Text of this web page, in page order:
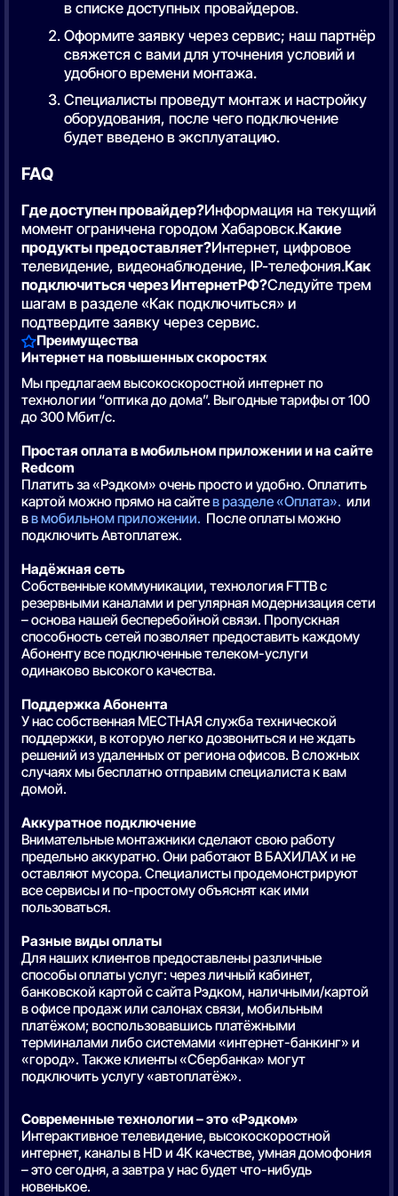
в списке доступных провайдеров.
Оформите заявку через сервис; наш партнёр
свяжется с вами для уточнения условий и
удобного времени монтажа.
Специалисты проведут монтаж и настройку
оборудования, после чего подключение
будет введено в эксплуатацию.
FAQ
Где доступен провайдер?Информация на текущий
момент ограничена городом Хабаровск.Какие
продукты предоставляет?Интернет, цифровое
телевидение, видеонаблюдение, IP-телефония.Как
подключиться через ИнтернетРФ?Следуйте трем
шагам в разделе «Как подключиться» и
подтвердите заявку через сервис.
Преимущества
Интернет на повышенных скоростях
Мы предлагаем высокоскоростной интернет по
технологии “оптика до дома”. Выгодные тарифы от 100
до 300 Мбит/с.
Простая оплата в мобильном приложении и на сайте
Redcom
Платить за «Рэдком» очень просто и удобно. Оплатить
картой можно прямо на сайтев разделе «Оплата». или
вв мобильном приложении. После оплаты можно
подключить Автоплатеж.
Надёжная сеть
Собственные коммуникации, технология FTTB с
резервными каналами и регулярная модернизация сети
– основа нашей бесперебойной связи. Пропускная
способность сетей позволяет предоставить каждому
Абоненту все подключенные телеком-услуги
одинаково высокого качества.
Поддержка Абонента
У нас собственная МЕСТНАЯ служба технической
поддержки, в которую легко дозвониться и не ждать
решений из удаленных от региона офисов. В сложных
случаях мы бесплатно отправим специалиста к вам
домой.
Аккуратное подключение
Внимательные монтажники сделают свою работу
предельно аккуратно. Они работают В БАХИЛАХ и не
оставляют мусора. Специалисты продемонстрируют
все сервисы и по-простому объяснят как ими
пользоваться.
Разные виды оплаты
Для наших клиентов предоставлены различные
способы оплаты услуг: через личный кабинет,
банковской картой с сайта Рэдком, наличными/картой
в офисе продаж или салонах связи, мобильным
платёжом; воспользовавшись платёжными
терминалами либо системами «интернет-банкинг» и
«город». Также клиенты «Сбербанка» могут
подключить услугу «автоплатёж».
Современные технологии – это «Рэдком»
Интерактивное телевидение, высокоскоростной
интернет, каналы в HD и 4K качестве, умная домофония
– это сегодня, а завтра у нас будет что-нибудь
новенькое.